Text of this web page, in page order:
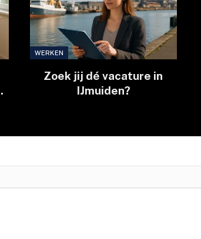
WERKEN
Zoek jij dé vacature in
IJmuiden?